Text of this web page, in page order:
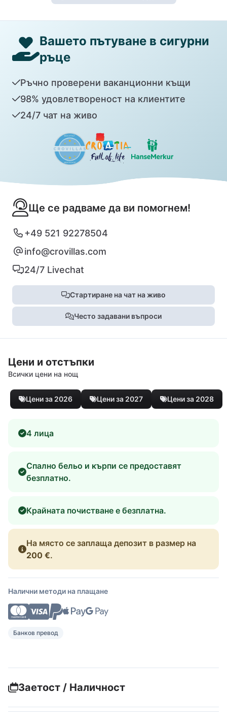
Вашето пътуване в сигурни
ръце
Ръчно проверени ваканционни къщи
98% удовлетвореност на клиентите
24/7 чат на живо
Ще се радваме да ви помогнем!
+49 521 92278504
info@crovillas.com
24/7 Livechat
Стартиране на чат на живо
Често задавани въпроси
Цени и отстъпки
Всички цени на нощ
Цени за 2026 Цени за 2027 Цени за 2028
4 лица
Спално бельо и кърпи се предоставят
безплатно.
Крайната почистване е безплатна.
На място се заплаща депозит в размер на
200 €.
Налични методи на плащане
Банков превод
Заетост / Наличност